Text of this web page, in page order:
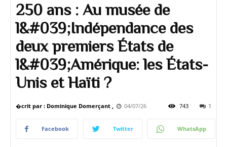
250 ans : Au musée de
l&#039;Indépendance des
deux premiers États de
l&#039;Amérique: les États-
Unis et Haïti ?
�crit par : Dominique Domerçant , 04/07/26 1
743
Facebook Twitter WhatsApp